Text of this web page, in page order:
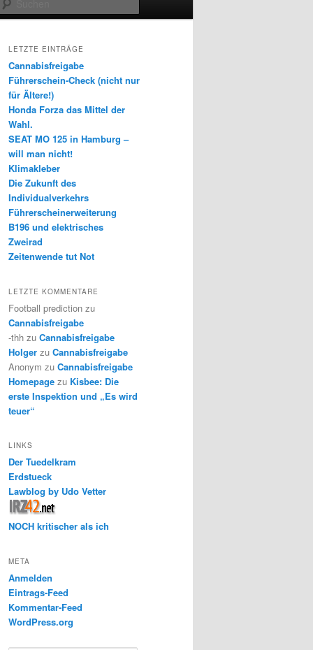
LETZTE EINTRÄGE
Cannabisfreigabe
Führerschein-Check (nicht nur
für Ältere!)
Honda Forza das Mittel der
Wahl.
SEAT MO 125 in Hamburg –
will man nicht!
Klimakleber
Die Zukunft des
Individualverkehrs
Führerscheinerweiterung
B196 und elektrisches
Zweirad
Zeitenwende tut Not
LETZTE KOMMENTARE
Football prediction zu
Cannabisfreigabe
-thh zu Cannabisfreigabe
Holger zu Cannabisfreigabe
Anonym zu Cannabisfreigabe
Homepage zu Kisbee: Die
erste Inspektion und „Es wird
teuer“
LINKS
Der Tuedelkram
Erdstueck
Lawblog by Udo Vetter
NOCH kritischer als ich
META
Anmelden
Eintrags-Feed
Kommentar-Feed
WordPress.org